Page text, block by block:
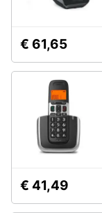
€ 61,65
€ 41,49